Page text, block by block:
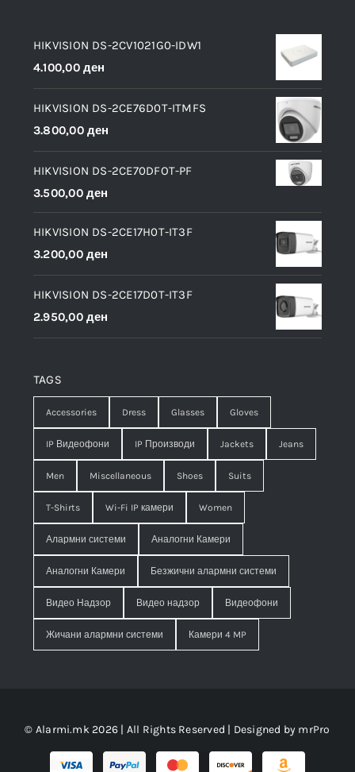
HIKVISION DS-2CV1021G0-IDW1
4.100,00ден
HIKVISION DS-2CE76D0T-ITMFS
3.800,00ден
HIKVISION DS-2CE70DFOT-PF
3.500,00ден
HIKVISION DS-2CE17H0T-IT3F
3.200,00ден
HIKVISION DS-2CE17D0T-IT3F
2.950,00ден
TAGS
Accessories Dress Glasses Gloves
IP Видеофони IP Производи Jackets Jeans
Men Miscellaneous Shoes Suits
T-Shirts Wi-Fi IP камери Women
Алармни системи Аналогни Камери
Аналогни Камери Безжични алармни системи
Видео Надзор Видео надзор Видеофони
Жичани алармни системи Камери 4 MP
© Alarmi.mk 2026 | All Rights Reserved | Designed by mrPro